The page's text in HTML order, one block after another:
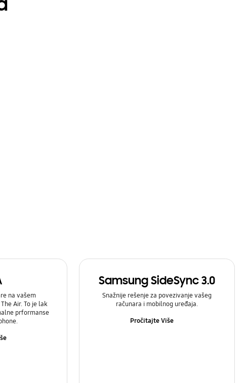
na vašem
Air. To je lak
prformanse
Samsung SideSync 3.0
Snažnije rešenje za povezivanje vašeg
računara i mobilnog uređaja.
Pročitajte Više